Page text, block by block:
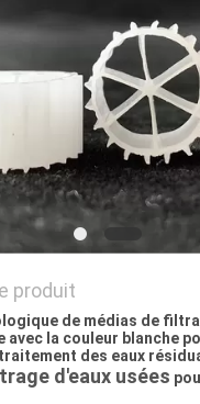
produit
de médias de
avec la couleur blanche
des eaux
d'eaux usées